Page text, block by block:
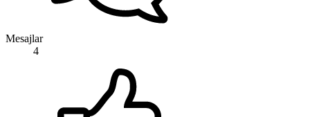
Mesajlar
4